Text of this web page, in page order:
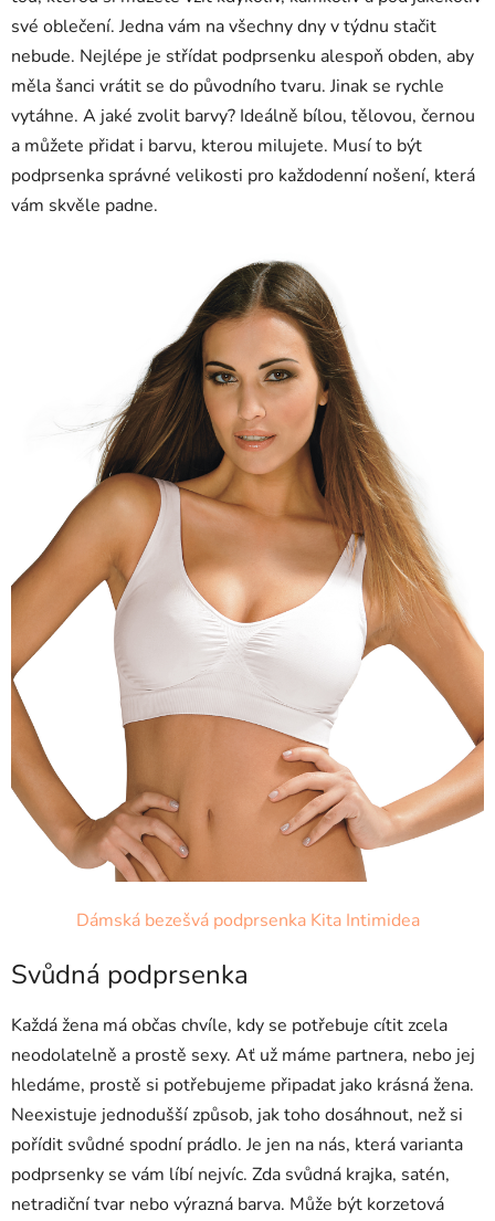
své oblečení. Jedna vám na všechny dny v týdnu stačit
nebude. Nejlépe je střídat podprsenku alespoň obden, aby
měla šanci vrátit se do původního tvaru. Jinak se rychle
vytáhne. A jaké zvolit barvy? Ideálně bílou, tělovou, černou
a můžete přidat i barvu, kterou milujete. Musí to být
podprsenka správné velikosti pro každodenní nošení, která
vám skvěle padne.
Dámská bezešvá podprsenka Kita Intimidea
Svůdná podprsenka
Každá žena má občas chvíle, kdy se potřebuje cítit zcela
neodolatelně a prostě sexy. Ať už máme partnera, nebo jej
hledáme, prostě si potřebujeme připadat jako krásná žena.
Neexistuje jednodušší způsob, jak toho dosáhnout, než si
pořídit svůdné spodní prádlo. Je jen na nás, která varianta
podprsenky se vám líbí nejvíc. Zda svůdná krajka, satén,
netradiční tvar nebo výrazná barva. Může být korzetová